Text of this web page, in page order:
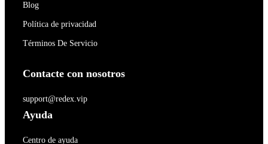
Blog
Política de privacidad
Términos De Servicio
Contacte con nosotros
support@redex.vip
Ayuda
Centro de ayuda